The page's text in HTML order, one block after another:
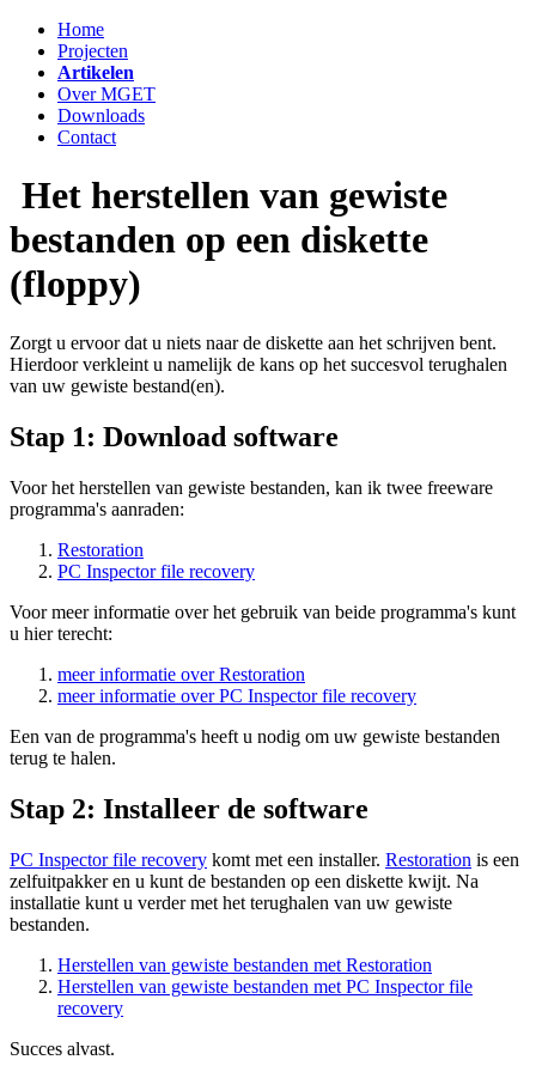
Home
Projecten
Artikelen
Over MGET
Downloads
Contact
Het herstellen van gewiste
bestanden op een diskette
(floppy)
Zorgt u ervoor dat u niets naar de diskette aan het schrijven bent.
Hierdoor verkleint u namelijk de kans op het succesvol terughalen
van uw gewiste bestand(en).
Stap 1: Download software
Voor het herstellen van gewiste bestanden, kan ik twee freeware
programma's aanraden:
Restoration
PC Inspector file recovery
Voor meer informatie over het gebruik van beide programma's kunt
u hier terecht:
meer informatie over Restoration
meer informatie over PC Inspector file recovery
Een van de programma's heeft u nodig om uw gewiste bestanden
terug te halen.
Stap 2: Installeer de software
PC Inspector file recovery komt met een installer. Restoration is een
zelfuitpakker en u kunt de bestanden op een diskette kwijt. Na
installatie kunt u verder met het terughalen van uw gewiste
bestanden.
Herstellen van gewiste bestanden met Restoration
Herstellen van gewiste bestanden met PC Inspector file
recovery
Succes alvast.